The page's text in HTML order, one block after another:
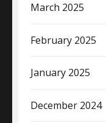
March 2025
February 2025
January 2025
December 2024